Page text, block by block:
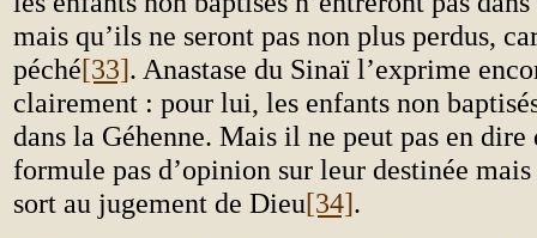
mais qu’ils ne seront pas non plus perdus,
péché[33]. Anastase du Sinaï l’exprime
clairement : pour lui, les enfants non
dans la Géhenne. Mais il ne peut pas en
formule pas d’opinion sur leur destinée
sort au jugement de Dieu[34].